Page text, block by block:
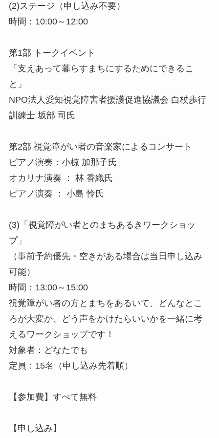
(2)ステージ（申し込み不要）
時間：10:00～12:00
第1部 トークイベント
「支えあって暮らすまちにするためにできるこ
と」
NPO法人愛知視覚障害者援護促進協議会 白杖歩行
訓練士 坂部 司氏
第2部 視覚障がい者の音楽家によるコンサート
ピアノ演奏：小椋 加那子氏
オカリナ演奏 ： 林 香織氏
ピアノ演奏 ： 小島 怜氏
(3)「視覚障がい者とのまちあるきワークショッ
プ」
（事前予約優先・空きがある場合は当日申し込み
可能）
時間：13:00～15:00
視覚障がい者の方とまちをあるいて、どんなとこ
ろが大変か、どう声をかけたらいいかを一緒に考
えるワークショップです！
対象者：どなたでも
定員：15名（申し込み先着順）
【参加費】すべて無料
【申し込み】